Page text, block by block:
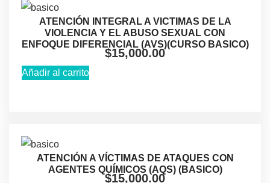
ATENCIÓN INTEGRAL A VICTIMAS DE LA
VIOLENCIA Y EL ABUSO SEXUAL CON
ENFOQUE DIFERENCIAL (AVS)(CURSO BASICO)
$15,000.00
Añadir al carrito
ATENCIÓN A VÍCTIMAS DE ATAQUES CON
AGENTES QUÍMICOS (AQS) (BASICO)
$15,000.00